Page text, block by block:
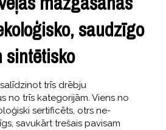
saudzīgo
sintētisko
trīs drēbju
no trīs kategorijām. Viens no
sertificēts, otrs ne-
savukārt trešais pavisam